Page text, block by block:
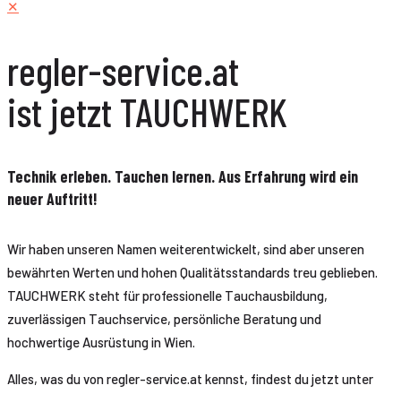
✕
regler-service.at
ist jetzt TAUCHWERK
Technik erleben. Tauchen lernen. Aus Erfahrung wird ein
neuer Auftritt!
Wir haben unseren Namen weiterentwickelt, sind aber unseren
bewährten Werten und hohen Qualitätsstandards treu geblieben.
TAUCHWERK steht für professionelle Tauchausbildung,
zuverlässigen Tauchservice, persönliche Beratung und
hochwertige Ausrüstung in Wien.
Alles, was du von regler-service.at kennst, findest du jetzt unter